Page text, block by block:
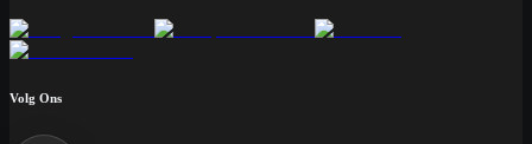
Volg Ons